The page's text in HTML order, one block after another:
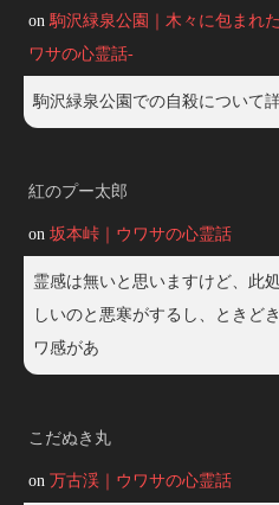
on駒沢緑泉公園｜木々に包まれ
ワサの心霊話-
駒沢緑泉公園での自殺について
紅のプー太郎
on 坂本峠｜ウワサの心霊話
霊感は無いと思いますけど、此
しいのと悪寒がするし、ときど
ワ感があ
こだぬき丸
on 万古渓｜ウワサの心霊話